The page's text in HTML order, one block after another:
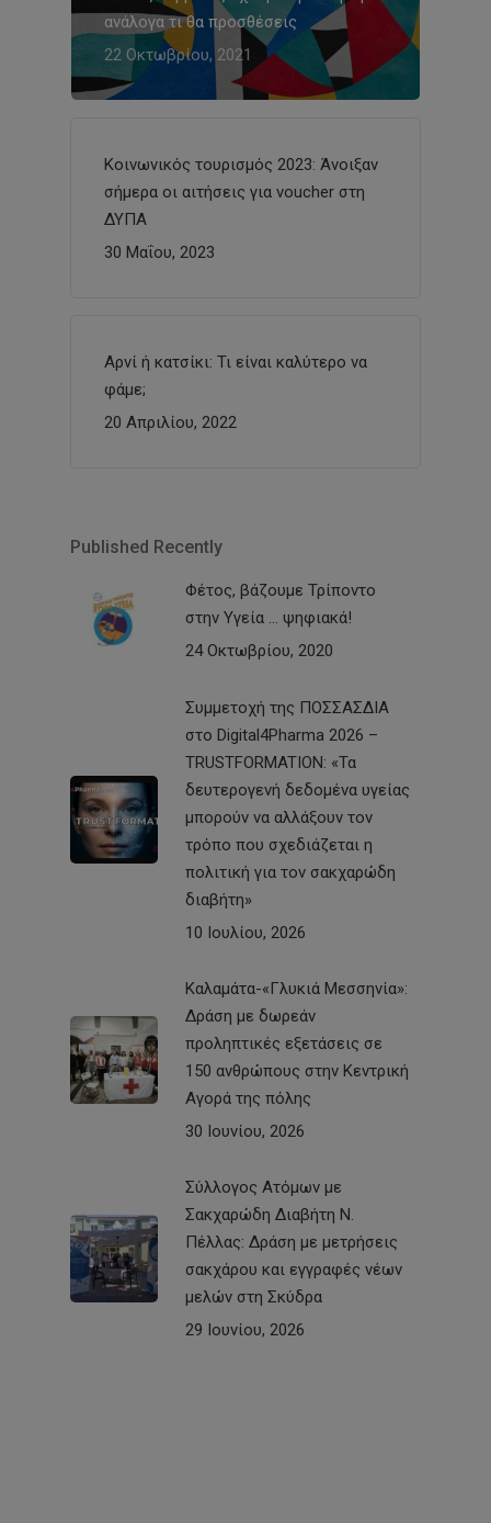
ανάλογα τι θα προσθέσεις
22 Οκτωβρίου, 2021
Κοινωνικός τουρισμός 2023: Άνοιξαν
σήμερα οι αιτήσεις για voucher στη
ΔΥΠΑ
30 Μαΐου, 2023
Αρνί ή κατσίκι: Τι είναι καλύτερο να
φάμε;
20 Απριλίου, 2022
Published Recently
Φέτος, βάζουμε Τρίποντο
στην Υγεία … ψηφιακά!
24 Οκτωβρίου, 2020
Συμμετοχή της ΠΟΣΣΑΣΔΙΑ
στο Digital4Pharma 2026 –
TRUSTFORMATION: «Τα
δευτερογενή δεδομένα υγείας
μπορούν να αλλάξουν τον
τρόπο που σχεδιάζεται η
πολιτική για τον σακχαρώδη
διαβήτη»
10 Ιουλίου, 2026
Καλαμάτα-«Γλυκιά Μεσσηνία»:
Δράση με δωρεάν
προληπτικές εξετάσεις σε
150 ανθρώπους στην Κεντρική
Αγορά της πόλης
30 Ιουνίου, 2026
Σύλλογος Ατόμων με
Σακχαρώδη Διαβήτη Ν.
Πέλλας: Δράση με μετρήσεις
σακχάρου και εγγραφές νέων
μελών στη Σκύδρα
29 Ιουνίου, 2026